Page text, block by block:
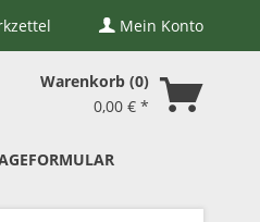
Mein Konto
Warenkorb 0
0,00 € *